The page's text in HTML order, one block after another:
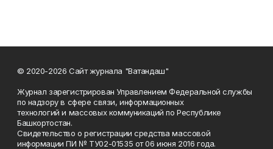
© 2020-2026 Сайт журнала "Ватандаш"
Журнал зарегистрирован Управлением Федеральной службы
по надзору в сфере связи, информационных
технологий и массовых коммуникаций по Республике
Башкортостан.
Свидетельство о регистрации средства массовой
информации ПИ № ТУ02-01535 от 06 июня 2016 года.